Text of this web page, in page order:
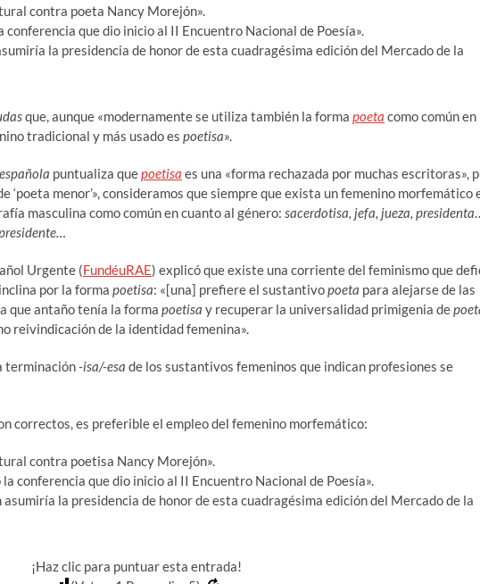
contra poeta Nancy Morejón».
que dio inicio al II Encuentro Nacional de Poesía».
la presidencia de honor de esta cuadragésima edición del Mercado de la
que, aunque «modernamente se utiliza también la forma poeta como común en
tradicional y más usado es poetisa».
puntualiza quepoetisa es una «forma rechazada por muchas escritoras»,
‘poeta menor’», consideramos que siempre que exista un femenino morfemático
masculina como común en cuanto al género: sacerdotisa, jefa, jueza, presidenta
Urgente (FundéuRAE) explicó que existe una corriente del feminismo que
por la forma poetisa: «[una] prefiere el sustantivopoeta para alejarse de las
que antaño tenía la forma poetisa y recuperar la universalidad primigenia de
reivindicación de la identidad femenina».
terminación-isa/-esa de los sustantivos femeninos que indican profesiones se
correctos, es preferible el empleo del femenino morfemático:
contra poetisa Nancy Morejón».
conferencia que dio inicio al II Encuentro Nacional de Poesía».
la presidencia de honor de esta cuadragésima edición del Mercado de la
¡Haz clic para puntuar esta entrada!